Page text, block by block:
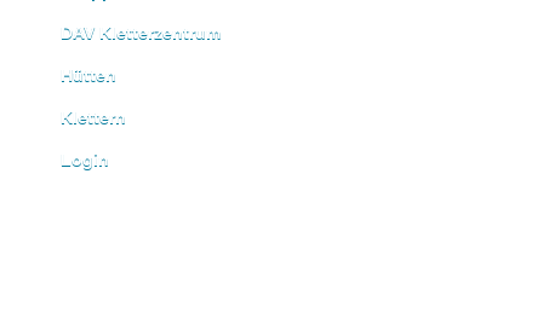
DAV Kletterzentrum
Hütten
Klettern
Login